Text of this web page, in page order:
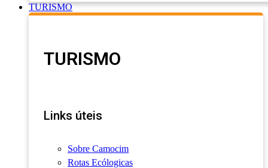
TURISMO
TURISMO
Links úteis
Sobre Camocim
Rotas Ecólogicas